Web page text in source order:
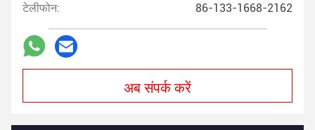
टेलीफोन: 86-133-1668-2162
अब संपर्क करें